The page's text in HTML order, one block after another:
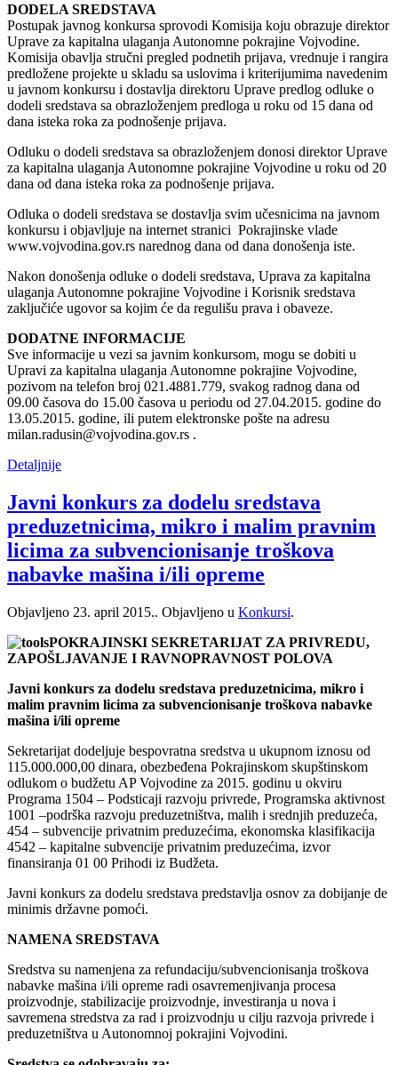
DODELA SREDSTAVA
Postupak javnog konkursa sprovodi Komisija koju obrazuje direktor
Uprave za kapitalna ulaganja Autonomne pokrajine Vojvodine.
Komisija obavlja stručni pregled podnetih prijava, vrednuje i rangira
predložene projekte u skladu sa uslovima i kriterijumima navedenim
u javnom konkursu i dostavlja direktoru Uprave predlog odluke o
dodeli sredstava sa obrazloženjem predloga u roku od 15 dana od
dana isteka roka za podnošenje prijava.
Odluku o dodeli sredstava sa obrazloženjem donosi direktor Uprave
za kapitalna ulaganja Autonomne pokrajine Vojvodine u roku od 20
dana od dana isteka roka za podnošenje prijava.
Odluka o dodeli sredstava se dostavlja svim učesnicima na javnom
konkursu i objavljuje na internet stranici Pokrajinske vlade
www.vojvodina.gov.rs narednog dana od dana donošenja iste.
Nakon donošenja odluke o dodeli sredstava, Uprava za kapitalna
ulaganja Autonomne pokrajine Vojvodine i Korisnik sredstava
zaključiće ugovor sa kojim će da regulišu prava i obaveze.
DODATNE INFORMACIJE
Sve informacije u vezi sa javnim konkursom, mogu se dobiti u
Upravi za kapitalna ulaganja Autonomne pokrajine Vojvodine,
pozivom na telefon broj 021.4881.779, svakog radnog dana od
09.00 časova do 15.00 časova u periodu od 27.04.2015. godine do
13.05.2015. godine, ili putem elektronske pošte na adresu
milan.radusin@vojvodina.gov.rs .
Detaljnije
Javni konkurs za dodelu sredstava
preduzetnicima, mikro i malim pravnim
licima za subvencionisanje troškova
nabavke mašina i/ili opreme
Objavljeno 23. april 2015.. Objavljeno u Konkursi.
POKRAJINSKI SEKRETARIJAT ZA PRIVREDU,
ZAPOŠLJAVANJE I RAVNOPRAVNOST POLOVA
Javni konkurs za dodelu sredstava preduzetnicima, mikro i
malim pravnim licima za subvencionisanje troškova nabavke
mašina i/ili opreme
Sekretarijat dodeljuje bespovratna sredstva u ukupnom iznosu od
115.000.000,00 dinara, obezbeđena Pokrajinskom skupštinskom
odlukom o budžetu AP Vojvodine za 2015. godinu u okviru
Programa 1504 – Podsticaji razvoju privrede, Programska aktivnost
1001 –podrška razvoju preduzetništva, malih i srednjih preduzeća,
454 – subvencije privatnim preduzećima, ekonomska klasifikacija
4542 – kapitalne subvencije privatnim preduzećima, izvor
finansiranja 01 00 Prihodi iz Budžeta.
Javni konkurs za dodelu sredstava predstavlja osnov za dobijanje de
minimis državne pomoći.
NAMENA SREDSTAVA
Sredstva su namenjena za refundaciju/subvencionisanja troškova
nabavke mašina i/ili opreme radi osavremenjivanja procesa
proizvodnje, stabilizacije proizvodnje, investiranja u nova i
savremena stredstva za rad i proizvodnju u cilju razvoja privrede i
preduzetništva u Autonomnoj pokrajini Vojvodini.